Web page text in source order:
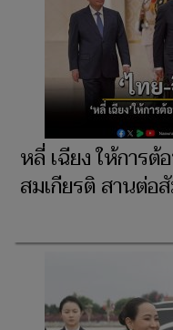
หลี่ เฉียง ให้การ
สมเกียรติ สานต่